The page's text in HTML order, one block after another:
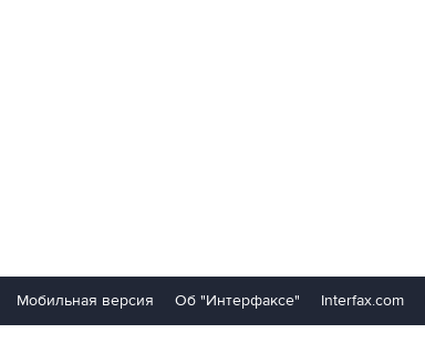
Мобильная версия Об "Интерфаксе" Interfax.com